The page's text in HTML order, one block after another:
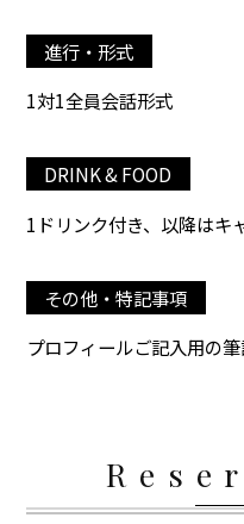
進行・形式
1対1全員会話形式
DRINK & FOOD
1ドリンク付き、以降はキ
その他・特記事項
プロフィールご記入用の